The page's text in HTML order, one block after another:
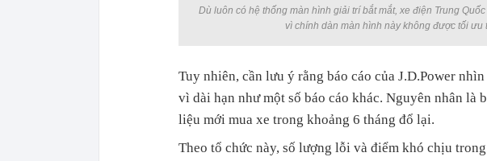
Dù luôn có hệ thống màn hình giải trí bắt mắt, xe điện Trung
vì chính dàn màn hình này không được tối ưu
Tuy nhiên, cần lưu ý rằng báo cáo của J.D.Power
vì dài hạn như một số báo cáo khác. Nguyên nhân là
liệu mới mua xe trong khoảng 6 tháng đổ lại.
Theo tổ chức này, số lượng lỗi và điểm khó chịu